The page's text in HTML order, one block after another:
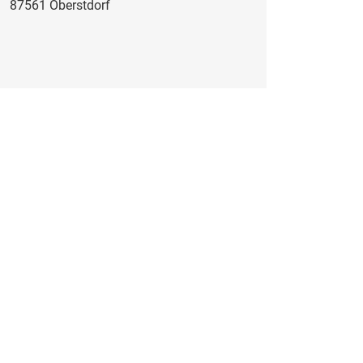
87561 Oberstdorf